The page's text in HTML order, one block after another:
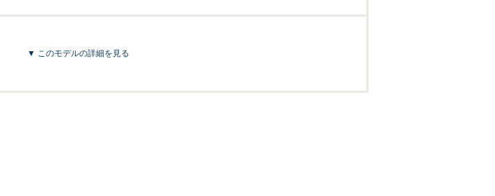
▼ このモデルの詳細を見る